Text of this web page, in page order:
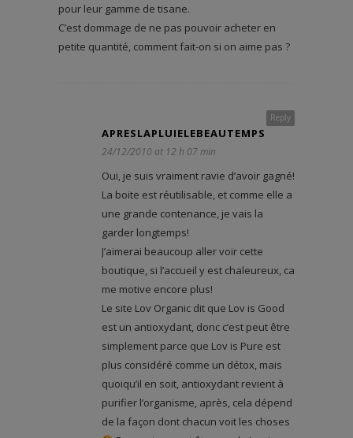
pour leur gamme de tisane.
C’est dommage de ne pas pouvoir acheter en
petite quantité, comment fait-on si on aime pas ?
Reply
APRESLAPLUIELEBEAUTEMPS
24/12/2010 at 12 h 07 min
Oui, je suis vraiment ravie d’avoir gagné!
La boite est réutilisable, et comme elle a
une grande contenance, je vais la
garder longtemps!
J’aimerai beaucoup aller voir cette
boutique, si l’accueil y est chaleureux, ca
me motive encore plus!
Le site Lov Organic dit que Lov is Good
est un antioxydant, donc c’est peut être
simplement parce que Lov is Pure est
plus considéré comme un détox, mais
quoiqu’il en soit, antioxydant revient à
purifier l’organisme, après, cela dépend
de la façon dont chacun voit les choses